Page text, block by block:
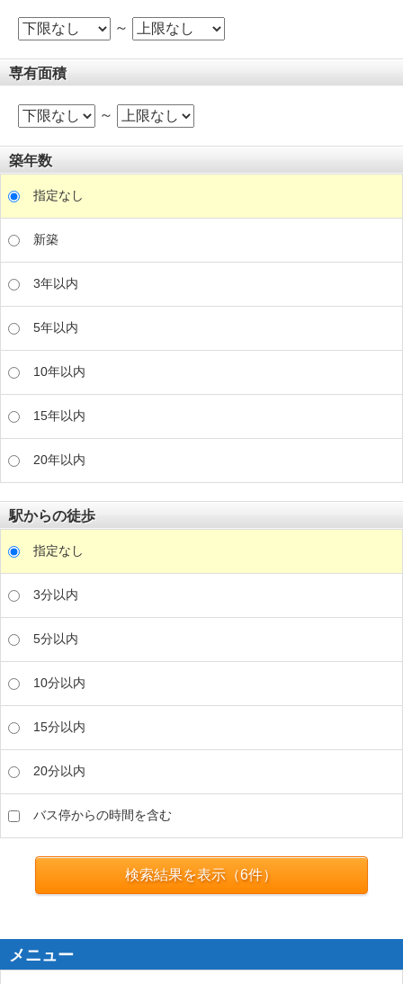
～
専有面積
～
築年数
指定なし
新築
3年以内
5年以内
10年以内
15年以内
20年以内
駅からの徒歩
指定なし
3分以内
5分以内
10分以内
15分以内
20分以内
バス停からの時間を含む
検索結果を表示（6件）
メニュー